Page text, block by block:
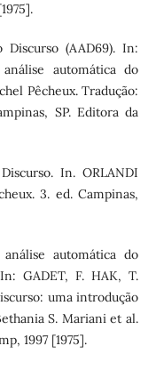
Discurso (AAD69). In:
automática do
Pêcheux. Tradução:
SP. Editora da
In. ORLANDI
3. ed. Campinas,
automática do
GADET, F. HAK, T.
uma introdução
S. Mariani et al.
1997 [1975].